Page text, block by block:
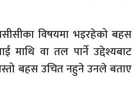
विषयमा भइरहेको बहस
माथि वा तल पार्ने उद्देश्यबाट
बहस उचित नहुने उनले बताए